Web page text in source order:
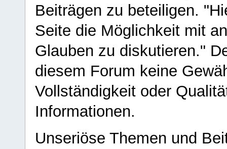
Beiträgen zu beteiligen.
Seite die Möglichkeit mit
Glauben zu diskutieren."
diesem Forum keine
Vollständigkeit oder
Informationen.
Unseriöse Themen und